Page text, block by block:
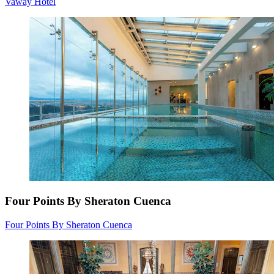
Four Points By Sheraton Cuenca
Four Points By Sheraton Cuenca